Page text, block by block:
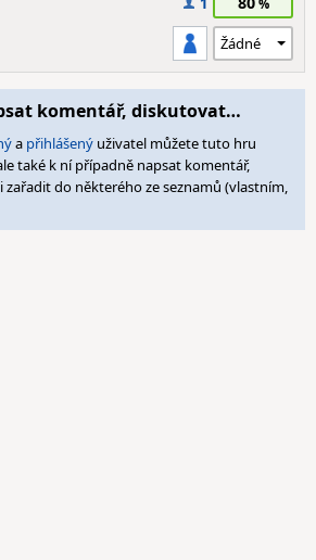
komentář, diskutovat…
a přihlášený uživatel můžete tuto hru
také k ní případně napsat komentář,
zařadit do některého ze seznamů (vlastním,